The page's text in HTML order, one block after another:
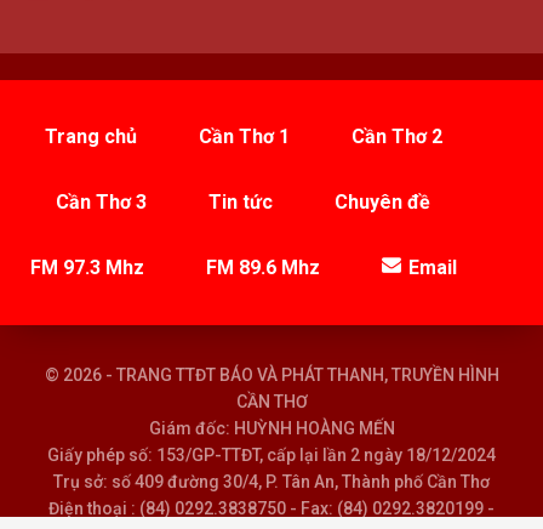
Trang chủ Cần Thơ 1 Cần Thơ 2
Cần Thơ 3 Tin tức Chuyên đề
FM 97.3 Mhz FM 89.6 Mhz Email
© 2026 - TRANG TTĐT BÁO VÀ PHÁT THANH, TRUYỀN HÌNH
CẦN THƠ
Giám đốc: HUỲNH HOÀNG MẾN
Giấy phép số: 153/GP-TTĐT, cấp lại lần 2 ngày 18/12/2024
Trụ sở: số 409 đường 30/4, P. Tân An, Thành phố Cần Thơ
Điện thoại : (84) 0292.3838750 - Fax: (84) 0292.3820199 -